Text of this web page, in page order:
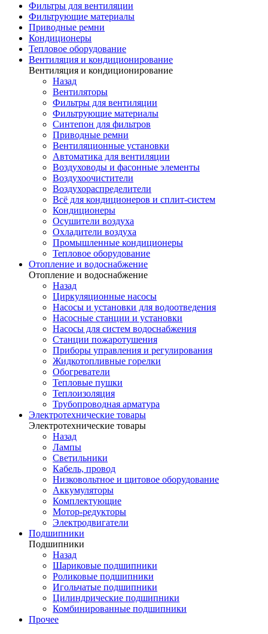
Фильтры для вентиляции
Фильтрующие материалы
Приводные ремни
Кондиционеры
Тепловое оборудование
Вентиляция и кондиционирование
Вентиляция и кондиционирование
Назад
Вентиляторы
Фильтры для вентиляции
Фильтрующие материалы
Синтепон для фильтров
Приводные ремни
Вентиляционные установки
Автоматика для вентиляции
Воздуховоды и фасонные элементы
Воздухоочистители
Воздухораспределители
Всё для кондиционеров и сплит-систем
Кондиционеры
Осушители воздуха
Охладители воздуха
Промышленные кондиционеры
Тепловое оборудование
Отопление и водоснабжение
Отопление и водоснабжение
Назад
Циркуляционные насосы
Насосы и установки для водоотведения
Насосные станции и установки
Насосы для систем водоснабжения
Станции пожаротушения
Приборы управления и регулирования
Жидкотопливные горелки
Обогреватели
Тепловые пушки
Теплоизоляция
Трубопроводная арматура
Электротехнические товары
Электротехнические товары
Назад
Лампы
Светильники
Кабель, провод
Низковольтное и щитовое оборудование
Аккумуляторы
Комплектующие
Мотор-редукторы
Электродвигатели
Подшипники
Подшипники
Назад
Шариковые подшипники
Роликовые подшипники
Игольчатые подшипники
Цилиндрические подшипники
Комбинированные подшипники
Прочее